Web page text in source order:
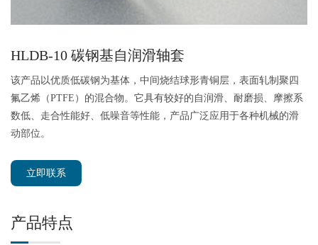
HLDB-10 碳钢基自润滑轴套
该产品以优质低碳钢为基体，中间烧结球形青铜层，表面轧制聚四
氟乙烯（PTFE）的混合物。它具有较好的自润滑、耐磨损、摩擦系
数低、走合性能好、低噪音等性能，产品广泛应用于各种机械的滑
动部位。
立即联系
产品特点